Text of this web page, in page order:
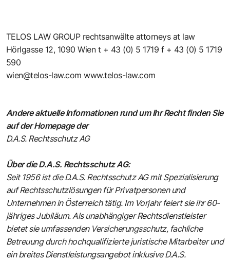
TELOS LAW GROUP rechtsanwälte attorneys at law
Hörlgasse 12, 1090 Wien t + 43 (0) 5 1719 f + 43 (0) 5 1719
590
wien@telos-law.com www.telos-law.com
Andere aktuelle Informationen rund um Ihr Recht finden Sie
auf der Homepage der
D.A.S. Rechtsschutz AG
Über die D.A.S. Rechtsschutz AG:
Seit 1956 ist die D.A.S. Rechtsschutz AG mit Spezialisierung
auf Rechtsschutzlösungen für Privatpersonen und
Unternehmen in Österreich tätig. Im Vorjahr feiert sie ihr 60-
jähriges Jubiläum. Als unabhängiger Rechtsdienstleister
bietet sie umfassenden Versicherungsschutz, fachliche
Betreuung durch hochqualifizierte juristische Mitarbeiter und
ein breites Dienstleistungsangebot inklusive D.A.S.